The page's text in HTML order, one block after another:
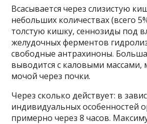
Всасывается через слизистую
небольших количествах (всего
толстую кишку, сеннозиды под
желудочных ферментов
свободные антрахиноны.
выводится с каловыми
мочой через почки.
Через сколько действует: в
индивидуальных особенностей
примерно через 8 часов.